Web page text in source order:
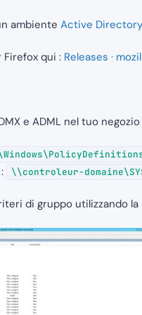
ambiente Active Directory
Firefox qui : Releases ·
e ADML nel tuo
: \\controleur-
di gruppo utilizzando la